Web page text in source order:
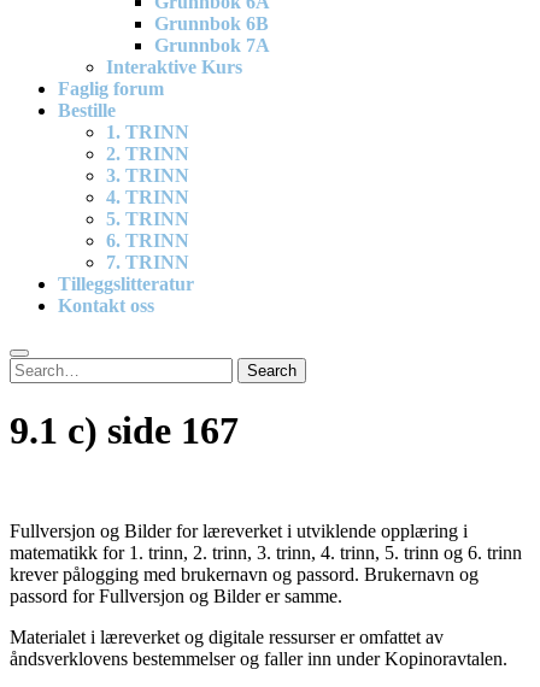
Grunnbok 6B
Grunnbok 7A
Interaktive Kurs
Faglig forum
Bestille
1. TRINN
2. TRINN
3. TRINN
4. TRINN
5. TRINN
6. TRINN
7. TRINN
Tilleggslitteratur
Kontakt oss
Search
for:
Search
9.1 c) side 167
Fullversjon og Bilder for læreverket i utviklende opplæring i
matematikk for 1. trinn, 2. trinn, 3. trinn, 4. trinn, 5. trinn og 6. trinn
krever pålogging med brukernavn og passord. Brukernavn og
passord for Fullversjon og Bilder er samme.
Materialet i læreverket og digitale ressurser er omfattet av
åndsverklovens bestemmelser og faller inn under Kopinoravtalen.